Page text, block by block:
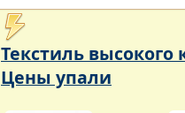
Текстиль
Цены упали